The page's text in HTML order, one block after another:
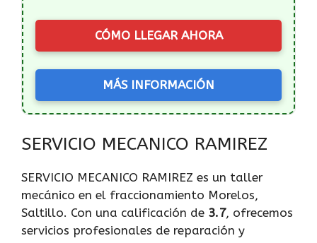
CÓMO LLEGAR AHORA
MÁS INFORMACIÓN
SERVICIO MECANICO RAMIREZ
SERVICIO MECANICO RAMIREZ es un taller
mecánico en el fraccionamiento Morelos,
Saltillo. Con una calificación de 3.7, ofrecemos
servicios profesionales de reparación y